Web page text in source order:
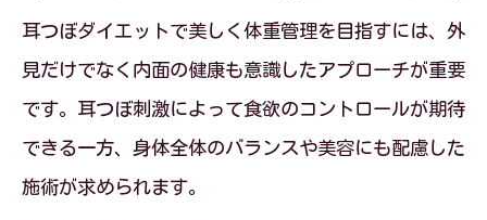
耳つぼダイエットで美しく体重管理を目指すには、外
見だけでなく内面の健康も意識したアプローチが重要
です。耳つぼ刺激によって食欲のコントロールが期待
できる一方、身体全体のバランスや美容にも配慮した
施術が求められます。